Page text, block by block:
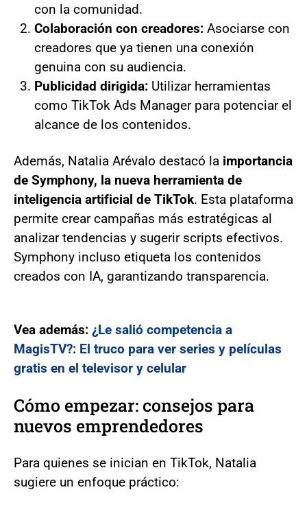
con la comunidad.
Colaboración con creadores: Asociarse con
creadores que ya tienen una conexión
genuina con su audiencia.
Publicidad dirigida: Utilizar herramientas
como TikTok Ads Manager para potenciar el
alcance de los contenidos.
Además, Natalia Arévalo destacó la importancia
de Symphony, la nueva herramienta de
inteligencia artificial de TikTok. Esta plataforma
permite crear campañas más estratégicas al
analizar tendencias y sugerir scripts efectivos.
Symphony incluso etiqueta los contenidos
creados con IA, garantizando transparencia.
Vea además: ¿Le salió competencia a
MagisTV?: El truco para ver series y películas
gratis en el televisor y celular
Cómo empezar: consejos para
nuevos emprendedores
Para quienes se inician en TikTok, Natalia
sugiere un enfoque práctico: